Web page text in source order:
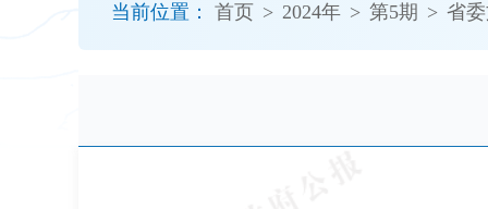
当前位置： 首页 > 2024年 > 第5期 > 省